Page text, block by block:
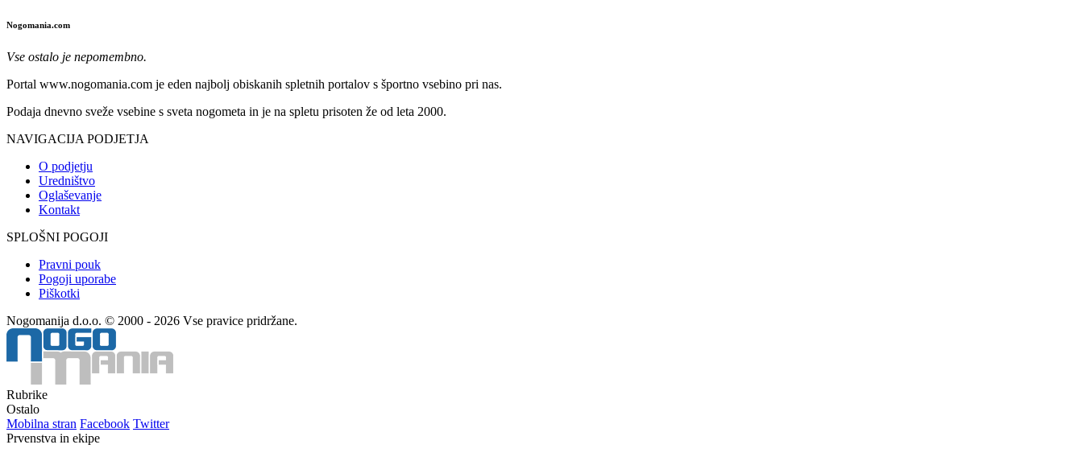
Nogomania.com
Vse ostalo je nepomembno.
Portal www.nogomania.com je eden najbolj obiskanih spletnih portalov s športno vsebino pri nas.
Podaja dnevno sveže vsebine s sveta nogometa in je na spletu prisoten že od leta 2000.
NAVIGACIJA PODJETJA
O podjetju
Uredništvo
Oglaševanje
Kontakt
SPLOŠNI POGOJI
Pravni pouk
Pogoji uporabe
Piškotki
Nogomanija d.o.o. © 2000 - 2026 Vse pravice pridržane.
Rubrike
Ostalo
Mobilna stran Facebook Twitter
Prvenstva in ekipe